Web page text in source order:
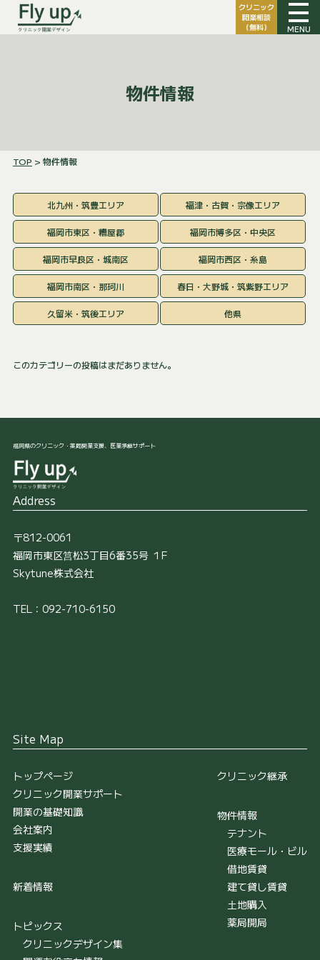
クリニック
開業相談
（無料）
MENU
物件情報
TOP > 物件情報
北九州・筑豊エリア 福津・古賀・宗像エリア
福岡市東区・糟屋郡 福岡市博多区・中央区
福岡市早良区・城南区 福岡市西区・糸島
福岡市南区・那珂川 春日・大野城・筑紫野エリア
久留米・筑後エリア 他県
このカテゴリーの投稿はまだありません。
福岡県のクリニック・薬局開業支援、医業承継サポート
Address
〒812-0061
福岡市東区筥松3丁目6番35号 １F
Skytune株式会社
TEL：092-710-6150
Site Map
トップページ
クリニック開業サポート
開業の基礎知識
会社案内
支援実績
新着情報
トピックス
クリニックデザイン集
クリニック継承
物件情報
テナント
医療モール・ビル
借地賃貸
建て貸し賃貸
土地購入
薬局開局